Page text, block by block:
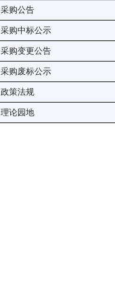
采购公告
采购中标公示
采购变更公告
采购废标公示
政策法规
理论园地